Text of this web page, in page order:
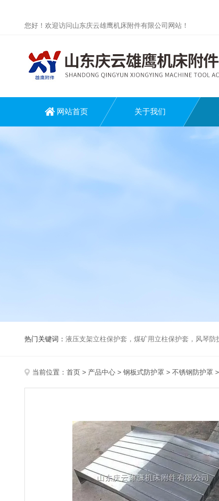
您好！欢迎访问山东庆云雄鹰机床附件有限公司网站！
网站首页 关于我们
热门关键词： 液压支架立柱保护套，煤矿用立柱保护套，风琴
当前位置： 首页 > 产品中心 > 钢板式防护罩 > 不锈钢防护罩